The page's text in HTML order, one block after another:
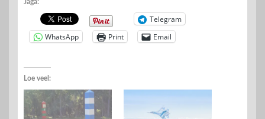
Jaga:
Telegram
WhatsApp
Print Email
Loe veel: